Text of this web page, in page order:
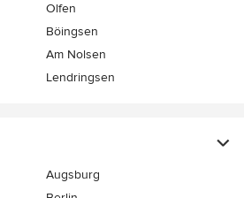
Olfen
Böingsen
Am Nolsen
Lendringsen
Augsburg